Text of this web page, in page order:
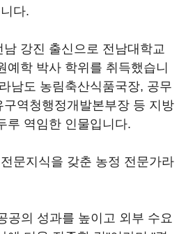
다.
강진 출신으로 전남대학교
예학 박사 학위를 취득했습니
남도 농림축산식품국장, 공무
역청행정개발본부장 등 지방
루 역임한 인물입니다.
문지식을 갖춘 농정 전문가라
공의 성과를 높이고 외부 수요